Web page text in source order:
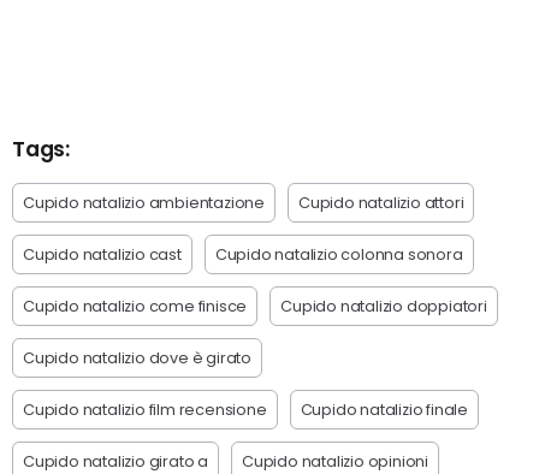
Tags:
Cupido natalizio ambientazione Cupido natalizio attori
Cupido natalizio cast Cupido natalizio colonna sonora
Cupido natalizio come finisce Cupido natalizio doppiatori
Cupido natalizio dove è girato
Cupido natalizio film recensione Cupido natalizio finale
Cupido natalizio girato a Cupido natalizio opinioni